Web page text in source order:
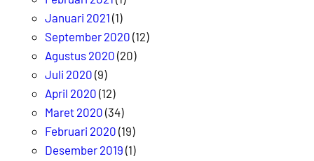
Januari 2021 (1)
September 2020 (12)
Agustus 2020 (20)
Juli 2020 (9)
April 2020 (12)
Maret 2020 (34)
Februari 2020 (19)
Desember 2019 (1)